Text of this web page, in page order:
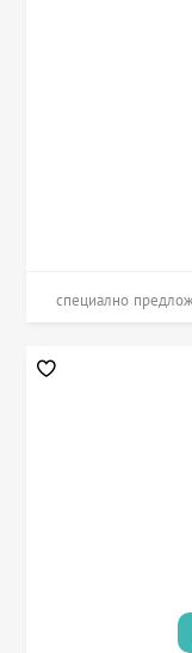
специално